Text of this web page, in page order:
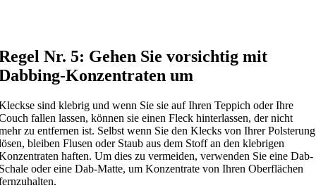
Nr. 5: Gehen Sie vorsichtig mit
Konzentraten um
sind klebrig und wenn Sie sie auf Ihren Teppich oder Ihre
fallen lassen, können sie einen Fleck hinterlassen, der nicht
zu entfernen ist. Selbst wenn Sie den Klecks von Ihrer Polsterung
bleiben Flusen oder Staub aus dem Stoff an den klebrigen
haften. Um dies zu vermeiden, verwenden Sie eine Dab-
oder eine Dab-Matte, um Konzentrate von Ihren Oberflächen